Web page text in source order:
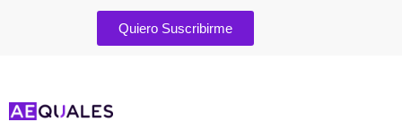
Quiero Suscribirme